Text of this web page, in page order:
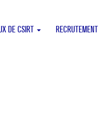
DE CSIRT RECRUTEMENT